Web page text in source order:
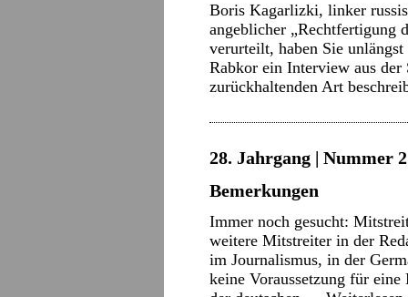
Boris Kagarlizki, linker
angeblicher „Rechtfertigung
verurteilt, haben Sie
Rabkor ein Interview aus
zurückhaltenden Art
28. Jahrgang | Nummer
Bemerkungen
Immer noch gesucht:
weitere Mitstreiter in der
im Journalismus, in der
keine Voraussetzung für